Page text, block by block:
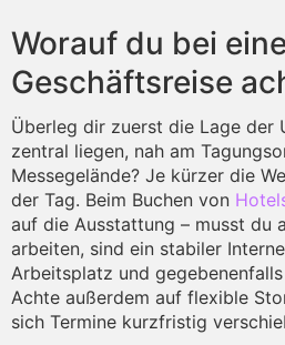
Worauf du bei
Geschäftsreise
Überleg dir zuerst die Lage der
zentral liegen, nah am
Messegelände? Je kürzer die
der Tag. Beim Buchen von
auf die Ausstattung – musst du
arbeiten, sind ein stabiler
Arbeitsplatz und
Achte außerdem auf flexible
sich Termine kurzfristig